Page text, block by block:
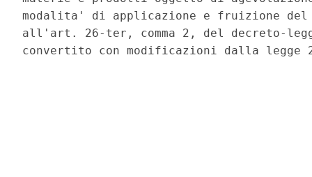
modalita' di applicazione e fruizione
all'art. 26-ter, comma 2, del decreto-